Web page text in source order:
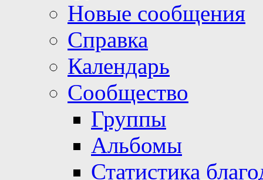
Новые сообщения
Справка
Календарь
Сообщество
Группы
Альбомы
Статистика